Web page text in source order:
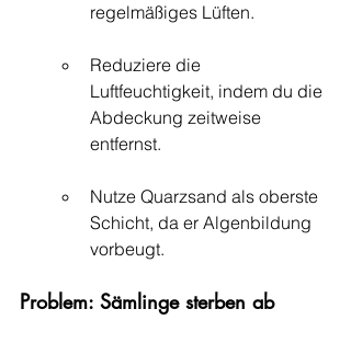
regelmäßiges Lüften.
Reduziere die
Luftfeuchtigkeit, indem du die
Abdeckung zeitweise
entfernst.
Nutze Quarzsand als oberste
Schicht, da er Algenbildung
vorbeugt.
Problem: Sämlinge sterben ab